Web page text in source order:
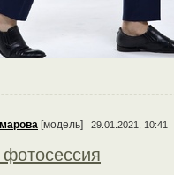
[модель] 29.01.2021, 10:41